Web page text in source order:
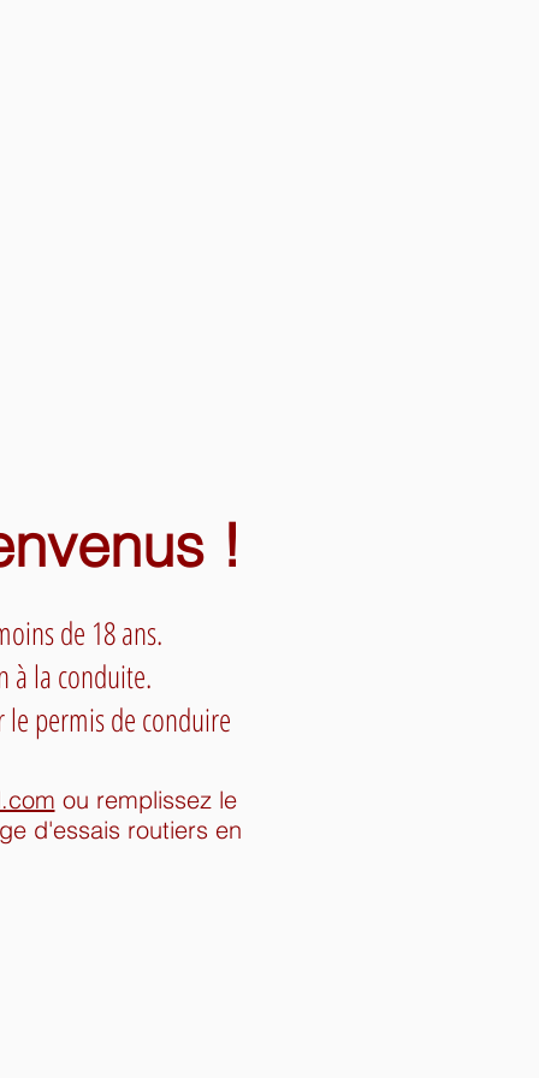
!
de 18 ans.
à la conduite.
permis de conduire
ou remplissez le
d'essais routiers en